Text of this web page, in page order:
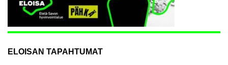
ELOI­SAN TA­PAH­TU­MAT